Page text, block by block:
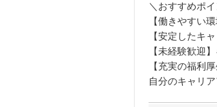
＼おすすめポ
【働きやすい
【安定したキ
【未経験歓迎
【充実の福利
自分のキャリ